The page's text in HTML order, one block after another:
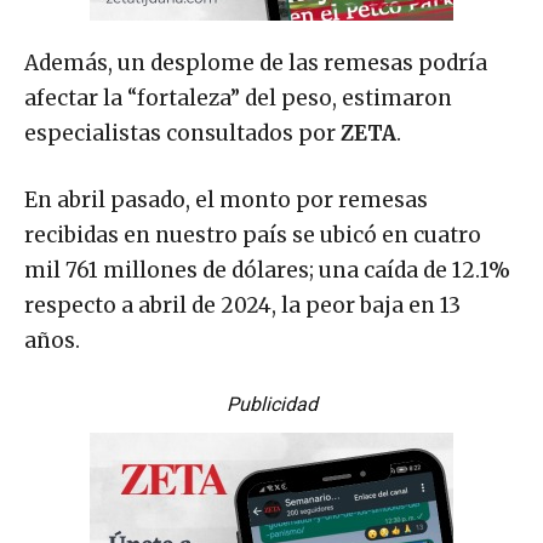
Además, un desplome de las remesas podría
afectar la “fortaleza” del peso, estimaron
especialistas consultados porZETA.
En abril pasado, el monto por remesas
recibidas en nuestro país se ubicó en cuatro
mil 761 millones de dólares; una caída de 12.1%
respecto a abril de 2024, la peor baja en 13
años.
Publicidad